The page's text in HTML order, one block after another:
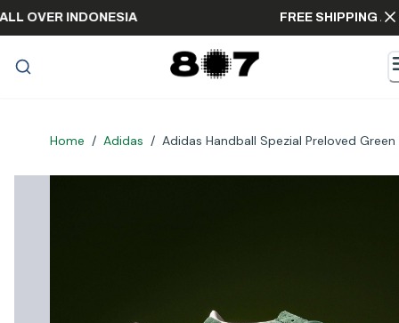
ALL OVER INDONESIA FREE
Home / Adidas / Adidas Handball Spezial Preloved Green